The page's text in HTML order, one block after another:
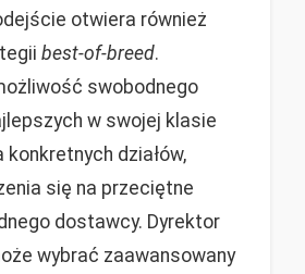
otwiera również
best-of-breed.
swobodnego
w swojej klasie
konkretnych działów,
się na przeciętne
dostawcy. Dyrektor
wybrać zaawansowany